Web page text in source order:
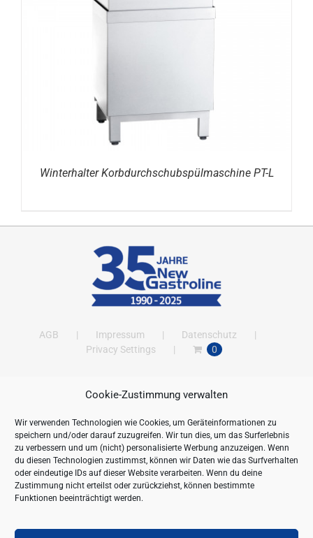
Cookie-Zustimmung verwalten
Wir verwenden Technologien wie Cookies, um Geräteinformationen zu
speichern und/oder darauf zuzugreifen. Wir tun dies, um das Surferlebnis
zu verbessern und um (nicht) personalisierte Werbung anzuzeigen. Wenn
du diesen Technologien zustimmst, können wir Daten wie das Surfverhalten
oder eindeutige IDs auf dieser Website verarbeiten. Wenn du deine
Zustimmung nicht erteilst oder zurückziehst, können bestimmte
Funktionen beeinträchtigt werden.
DETAILS
Winterhalter Korbdurchschubspülmaschine PT-L
AGB Impressum
Datenschutz
Privacy Settings
0
ANSCHRIFT
New Gastroline GmbH
Barthestraße 115
18356 Barth
Deutschland/Germany
Öffnungszeiten:
Mo. - Fr. 09.00 bis 16.00 Uhr